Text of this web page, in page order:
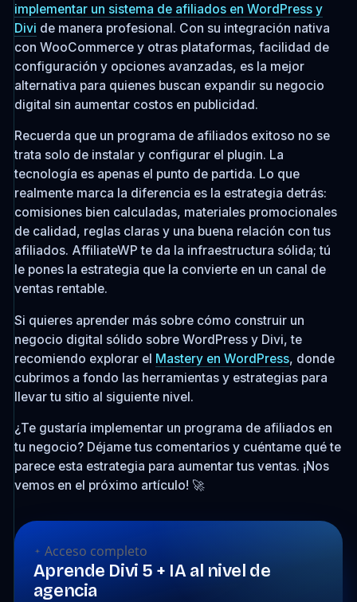
implementar un sistema de afiliados en WordPress y
Divi de manera profesional. Con su integración nativa
con WooCommerce y otras plataformas, facilidad de
configuración y opciones avanzadas, es la mejor
alternativa para quienes buscan expandir su negocio
digital sin aumentar costos en publicidad.
Recuerda que un programa de afiliados exitoso no se
trata solo de instalar y configurar el plugin. La
tecnología es apenas el punto de partida. Lo que
realmente marca la diferencia es la estrategia detrás:
comisiones bien calculadas, materiales promocionales
de calidad, reglas claras y una buena relación con tus
afiliados. AffiliateWP te da la infraestructura sólida; tú
le pones la estrategia que la convierte en un canal de
ventas rentable.
Si quieres aprender más sobre cómo construir un
negocio digital sólido sobre WordPress y Divi, te
recomiendo explorar el Mastery en WordPress, donde
cubrimos a fondo las herramientas y estrategias para
llevar tu sitio al siguiente nivel.
¿Te gustaría implementar un programa de afiliados en
tu negocio? Déjame tus comentarios y cuéntame qué te
parece esta estrategia para aumentar tus ventas. ¡Nos
vemos en el próximo artículo! 🚀
Acceso completo
Aprende Divi 5 + IA al nivel de
agencia